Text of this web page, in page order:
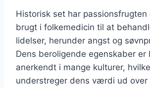
Historisk set har
brugt i folkemedicin til at
lidelser, herunder angst og
Dens beroligende egenskaber er
anerkendt i mange kulturer,
understreger dens værdi ud